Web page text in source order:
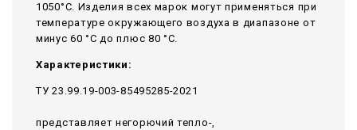
1050°С. Изделия всех марок могут применяться при
температуре окружающего воздуха в диапазоне от
минус 60 °С до плюс 80 °С.
Характеристики:
ТУ 23.99.19-003-85495285-2021
представляет негорючий тепло-,